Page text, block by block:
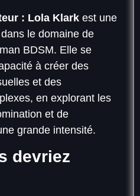
: Lola Klark est une
le domaine de
BDSM. Elle se
à créer des
et des
en explorant les
et de
grande intensité.
devriez